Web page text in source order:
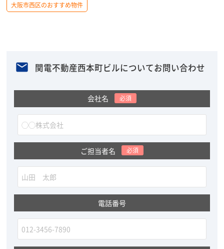
大阪市西区のおすすめ物件
関電不動産西本町ビルについてお問い合わせ
会社名 必須
ご担当者名 必須
電話番号